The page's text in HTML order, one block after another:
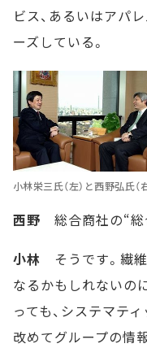
ビス、あるいはアパ
ーズしている。
小林栄三氏（左）と西野弘氏（右
西野 総合商社の“総
小林 そうです。繊
なるかもしれないの
っても、システマテ
改めてグループの情